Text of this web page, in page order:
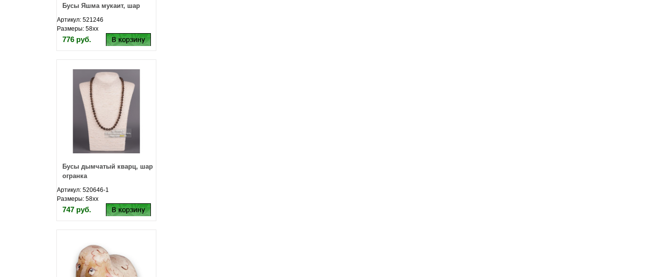
Бусы Яшма мукаит, шар
Артикул: 521246
Размеры: 58хх
776 руб.
Бусы дымчатый кварц, шар
огранка
Артикул: 520646-1
Размеры: 58хх
747 руб.